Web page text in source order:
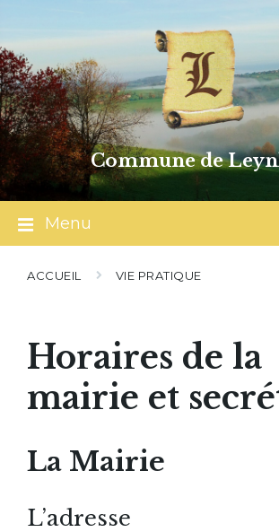
content
main
navigation
footer
Commune de
Menu
ACCUEIL VIE PRATIQUE
Horaires de la
mairie et
La Mairie
L’adresse